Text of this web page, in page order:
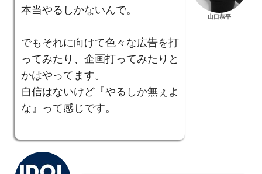
本当やるしかないんで。
でもそれに向けて色々な広告を打
ってみたり、企画打ってみたりと
かはやってます。
自信はないけど『やるしか無ぇよ
な』って感じです。
山口恭平